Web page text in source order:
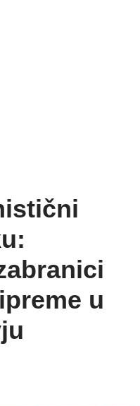
u